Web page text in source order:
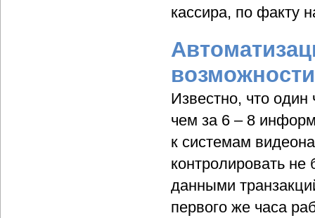
кассира, по факту
Известно, что
чем за 6 – 8
к системам
контролировать
данными
первого же часа